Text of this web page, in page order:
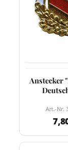
Anstecker
Art.-Nr.